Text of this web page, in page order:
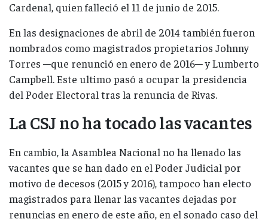
Cardenal, quien falleció el 11 de junio de 2015.
En las designaciones de abril de 2014 también fueron
nombrados como magistrados propietarios Johnny
Torres ─que renunció en enero de 2016─ y Lumberto
Campbell. Este ultimo pasó a ocupar la presidencia
del Poder Electoral tras la renuncia de Rivas.
La CSJ no ha tocado las vacantes
En cambio, la Asamblea Nacional no ha llenado las
vacantes que se han dado en el Poder Judicial por
motivo de decesos (2015 y 2016), tampoco han electo
magistrados para llenar las vacantes dejadas por
renuncias en enero de este año, en el sonado caso del